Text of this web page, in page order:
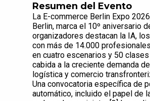
Resumen del Evento
La E-commerce Berlin Expo
Berlin, marca el 10º aniversario
organizadores destacan la IA,
con más de 14.000
en cuatro escenarios y 50
cabida a la creciente demanda
logística y comercio
Una convocatoria específica de
automático, incluido el papel de